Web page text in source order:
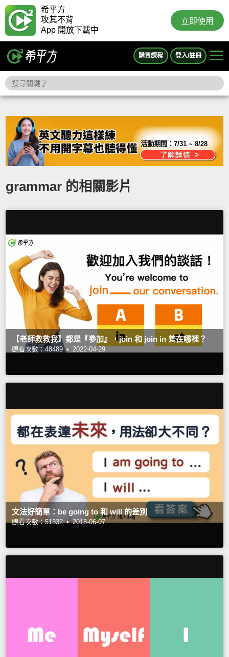
希平方
攻其不背
App 開放下載中
立即使用
購買課程 登入/註冊
活動期間：7/31 ~ 8/28
grammar 的相關影片
【老師救救我】都是『參加』，join 和 join in 差在哪裡？
觀看次數：48489 • 2022-04-29
文法好簡單：be going to 和 will 的差別
觀看次數：51332 • 2018-06-07